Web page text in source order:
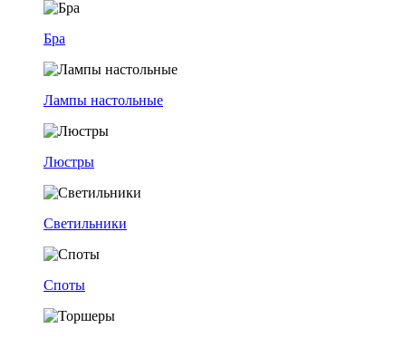
Бра
Лампы настольные
Люстры
Светильники
Споты